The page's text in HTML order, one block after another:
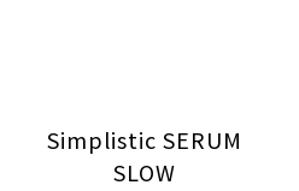
Simplistic SERUM
SLOW